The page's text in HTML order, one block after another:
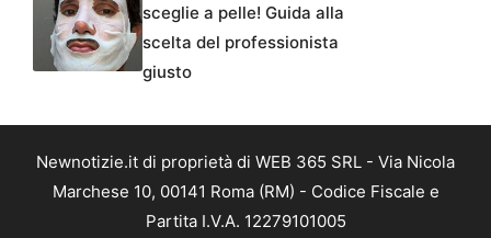
sceglie a pelle! Guida alla
scelta del professionista
giusto
Newnotizie.it di proprietà di WEB 365 SRL - Via Nicola
Marchese 10, 00141 Roma (RM) - Codice Fiscale e
Partita I.V.A. 12279101005